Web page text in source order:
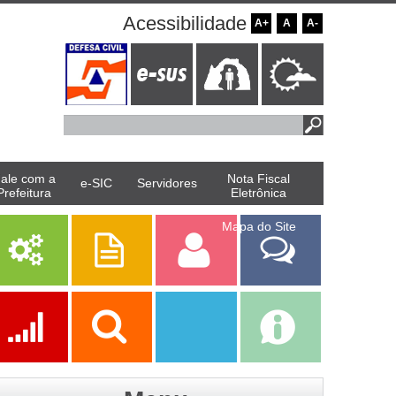
Acessibilidade A+ A A-
com a
e-SIC Servidores
Nota Fiscal
Eletrônica
Mapa do Site
Serviços Publicações Servidor
Fale Com a
Prefeitura